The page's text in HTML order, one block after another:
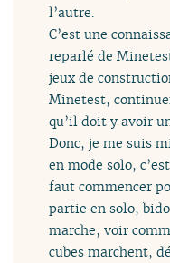
l’autre.
C’est une
reparlé de
jeux de
Minetest,
qu’il doit y avoir
Donc, je me suis
en mode solo,
faut commencer
partie en solo,
marche, voir
cubes marchent,